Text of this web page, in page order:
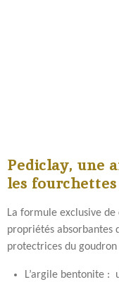
Pediclay, une
les fourchettes
La formule exclusive
propriétés absorbantes
protectrices du goudron
L’argile bentonite :